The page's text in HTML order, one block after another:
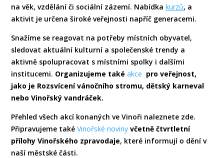
na věk, vzdělání či sociální zázemí. Nabídkakurzů, a
aktivit je určena široké veřejnosti napříč generacemi.
Snažíme se reagovat na potřeby místních obyvatel,
sledovat aktuální kulturní a společenské trendy a
aktivně spolupracovat s místními spolky i dalšími
institucemi. Organizujeme takéakce pro veřejnost,
jako je Rozsvícení vánočního stromu, dětský karneval
nebo Vinořský vandráček.
Přehled všech akcí konaných ve Vinoři naleznete zde.
Připravujeme takéVinořské noviny včetně čtvrtletní
přílohy Vinořského zpravodaje, které informují o dění v
naší městské části.